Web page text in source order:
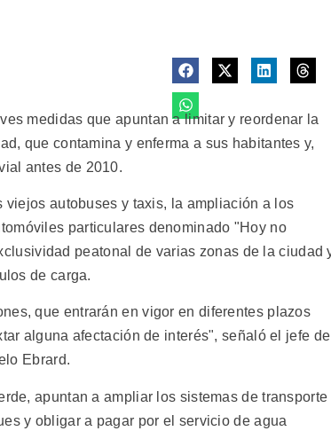
medidas que apuntan a limitar y reordenar la
que contamina y enferma a sus habitantes y,
antes de 2010.
autobuses y taxis, la ampliación a los
particulares denominado "Hoy no
peatonal de varias zonas de la ciudad
de carga.
que entrarán en vigor en diferentes plazos
alguna afectación de interés", señaló el jefe de
Ebrard.
apuntan a ampliar los sistemas de transporte
y obligar a pagar por el servicio de agua